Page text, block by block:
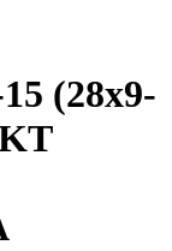
(28x9-